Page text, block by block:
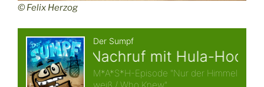
© Felix Herzog